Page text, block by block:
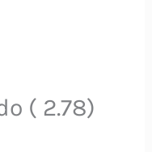
( 2.78)